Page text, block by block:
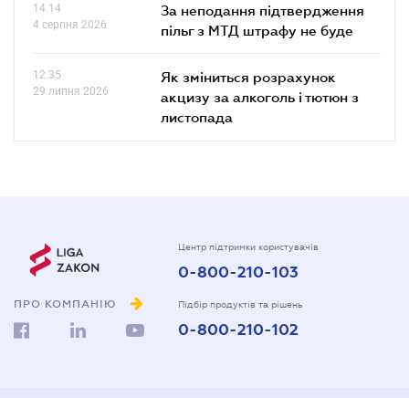
14.14
4 серпня 2026
За неподання підтвердження
пільг з МТД штрафу не буде
12.35
29 липня 2026
Як зміниться розрахунок
акцизу за алкоголь і тютюн з
листопада
ПРО КОМПАНІЮ
Центр підтримки користувачів
0-800-210-103
Підбір продуктів та рішень
0-800-210-102